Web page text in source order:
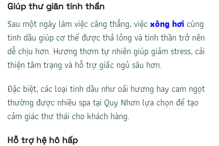
Giúp thư giãn tinh thần
Sau một ngày làm việc căng thẳng, việc xông hơi cùng
tinh dầu giúp cơ thể được thả lỏng và tinh thần trở nên
dễ chịu hơn. Hương thơm tự nhiên giúp giảm stress, cải
thiện tâm trạng và hỗ trợ giấc ngủ sâu hơn.
Đặc biệt, các loại tinh dầu như oải hương hay cam ngọt
thường được nhiều spa tại Quy Nhơn lựa chọn để tạo
cảm giác thư thái cho khách hàng.
Hỗ trợ hệ hô hấp